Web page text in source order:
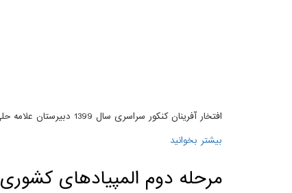
افتخار آفرینان کنکور سراسری سال 1399 دبیرستان علامه حلی 4
بیشتر بخوانید
مرحله دوم المپیادهای کشوری